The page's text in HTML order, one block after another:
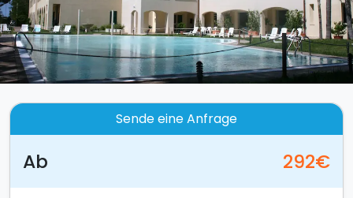
Sende eine Anfrage
Ab 292€